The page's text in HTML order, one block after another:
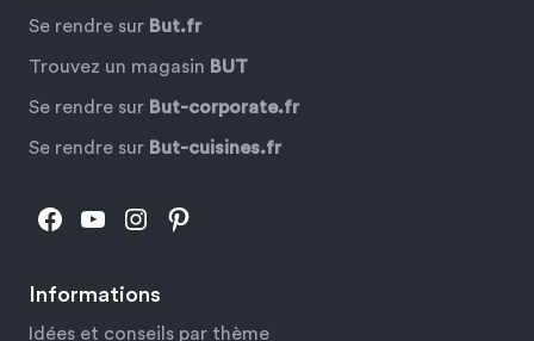
Informations
Idées et conseils par thème
Se rendre sur But.fr
Trouvez un magasin BUT
Se rendre sur But-corporate.fr
Se rendre sur But-cuisines.fr
Facebook
YouTube
Instagram
Pinterest